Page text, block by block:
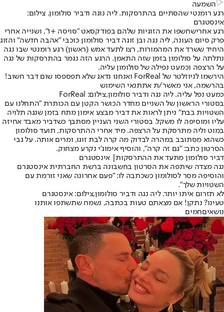
השמעה
רגע רומנטי שהסתיים בהתרסקות. ליה נוגה ודביר סולומון. צילום:
אינסטגרם
רגע אחרישחשפו את הזוגיות שלהם בפודקסאט "סויסה +1"
, ושנייה אחרי
פרק סיום העונה, ליה נגה ובן זוגה דביר סולומון כוכבי "אהבה חדשה" והזוג
היחיד ששרד את המהמורות, רצו לתעד אמש (ראשון) רגע רומנטי שבו נגה
נתלתה על סולומון בזמן שזה התאמן. הרגע הזה נגמר בהתרסקות של נגה
על הרצפה וכמעט נפילה של סולומון עליה.
הירשמו לניוזלטר של ForReal ואנחנו נדאג שלא תפספסו שום דבר חשוב!
בהרשמה, אני מאשר/ת אתתנאי השימוש
כמעט נפל עליה. ליה נגה ודביר סולומון,צילום: ForReal
בסטורי הראשון של השניים מחדר הכושר הקטן עם הכותרת "התחלנו עם
השטויות בבת" ניתן לראות את דביר מבצע אימון מתח בזמן שנגה תלויה
עליו ומוסיפה לו משקל. בסטורי השני העניין מסתבך כשדביר מאבד אחיזה
במוט וליה מתרסקת על הרצפה. מיד אחרי ההתרסקות, תועד סולומון
כשהוא מסתובב במהרה לבדוק מה קרה לבת זוגו, ומרים אותה. על גבי
הסרטון כתב: "גם זה קרה", והוסיף אימוג'י נקרע מצחוק.
דביר סולומון מתעד את ההתרסקות| אינסטגרם
נגה מצדה שיתפה את הסרטון בחשבונה ברשת החברתית אינסטגרם
והוסיפה מסר לסולומון כשכתבה לו: "פעם אחרונה שאני זורמת עם
השטויות שלך".
לא תזרום איתו יותר. ליה נגה ודביר סולומון,צילום: אינסטגרם
טעינו? נתקן! אם מצאתם טעות בכתבה, נשמח שתשתפו אותנו
נושאיםחמים